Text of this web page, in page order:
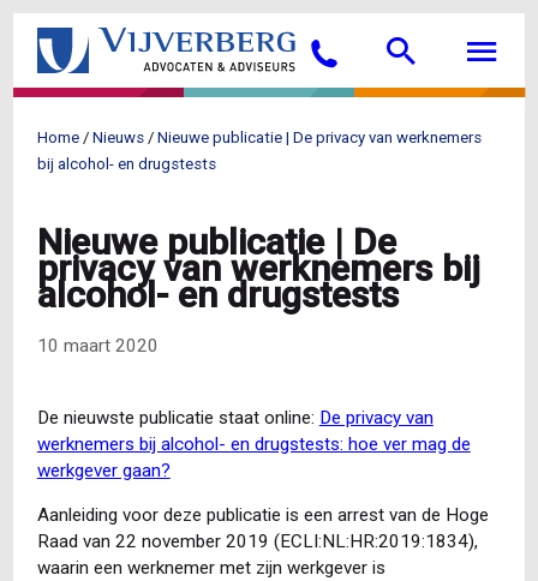
Overslaan
de
gaan
Bellen Search
Kruimelpad
Home Nieuws
Nieuwe publicatie | De privacy van werknemers
bij alcohol- en drugstests
Nieuwe publicatie | De
privacy van werknemers bij
alcohol- en drugstests
10 maart 2020
De nieuwste publicatie staat online: De privacy van
werknemers bij alcohol- en drugstests: hoe ver mag de
werkgever gaan?
Aanleiding voor deze publicatie is een arrest van de Hoge
Raad van 22 november 2019 (ECLI:NL:HR:2019:1834),
waarin een werknemer met zijn werkgever is